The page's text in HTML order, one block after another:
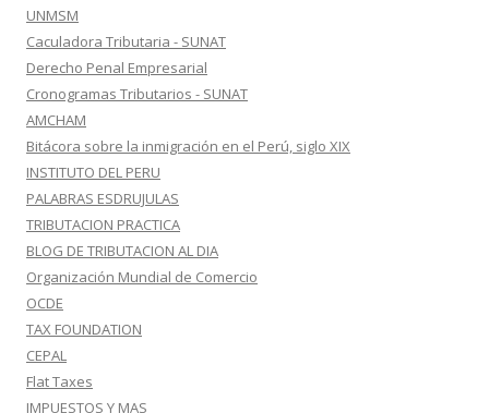
UNMSM
Caculadora Tributaria - SUNAT
Derecho Penal Empresarial
Cronogramas Tributarios - SUNAT
AMCHAM
Bitácora sobre la inmigración en el Perú, siglo XIX
INSTITUTO DEL PERU
PALABRAS ESDRUJULAS
TRIBUTACION PRACTICA
BLOG DE TRIBUTACION AL DIA
Organización Mundial de Comercio
OCDE
TAX FOUNDATION
CEPAL
Flat Taxes
IMPUESTOS Y MAS